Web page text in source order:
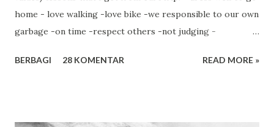
home - love walking -love bike -we responsible to our own
garbage -on time -respect others -not judging -
lifestyle -enjoy life There's no compromise. Even one
BERBAGI 28 KOMENTAR READ MORE »